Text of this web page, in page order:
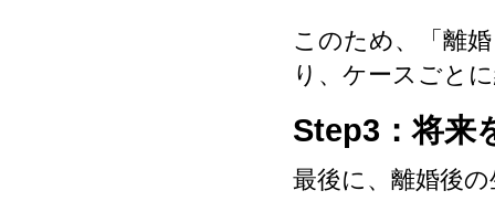
このため、「離
り、ケースごと
Step3：将来
最後に、離婚後